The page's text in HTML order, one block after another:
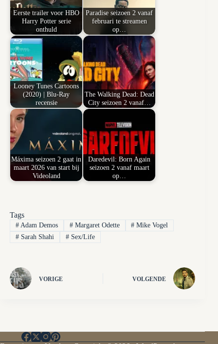
Eerste trailer voor HBO
Harry Potter serie
onthuld
Paradise seizoen 2 vanaf
februari te streamen
op…
Looney Tunes Cartoons
(2020) | Blu-Ray
recensie
The Walking Dead: Dead
City seizoen 2 vanaf…
Máxima seizoen 2 gaat in
maart 2026 van start bij
Videoland
Daredevil: Born Again
seizoen 2 vanaf maart
op…
Tags
#Adam Demos #Margaret Odette # Mike Vogel
#Sarah Shahi #Sex/Life
VORIGE VOLGENDE